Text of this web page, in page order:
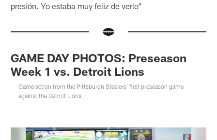
presión. Yo estaba muy feliz de verlo"
GAME DAY PHOTOS: Preseason
Week 1 vs. Detroit Lions
Game action from the Pittsburgh Steelers' first preseason game
against the Detroit Lions.